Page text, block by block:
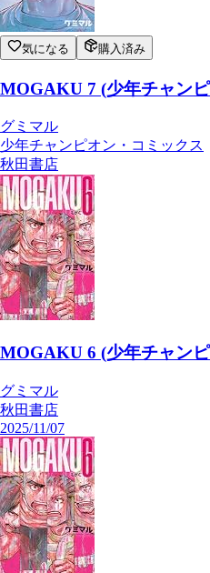
気になる 購入済み
MOGAKU 7 (少年チャン
グミマル
少年チャンピオン・コミックス
秋田書店
MOGAKU 6 (少年チャン
グミマル
秋田書店
2025/11/07